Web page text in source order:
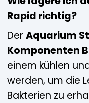
Rapid richtig?
Der Aquarium
Komponenten
einem kühlen
werden, um die
Bakterien zu